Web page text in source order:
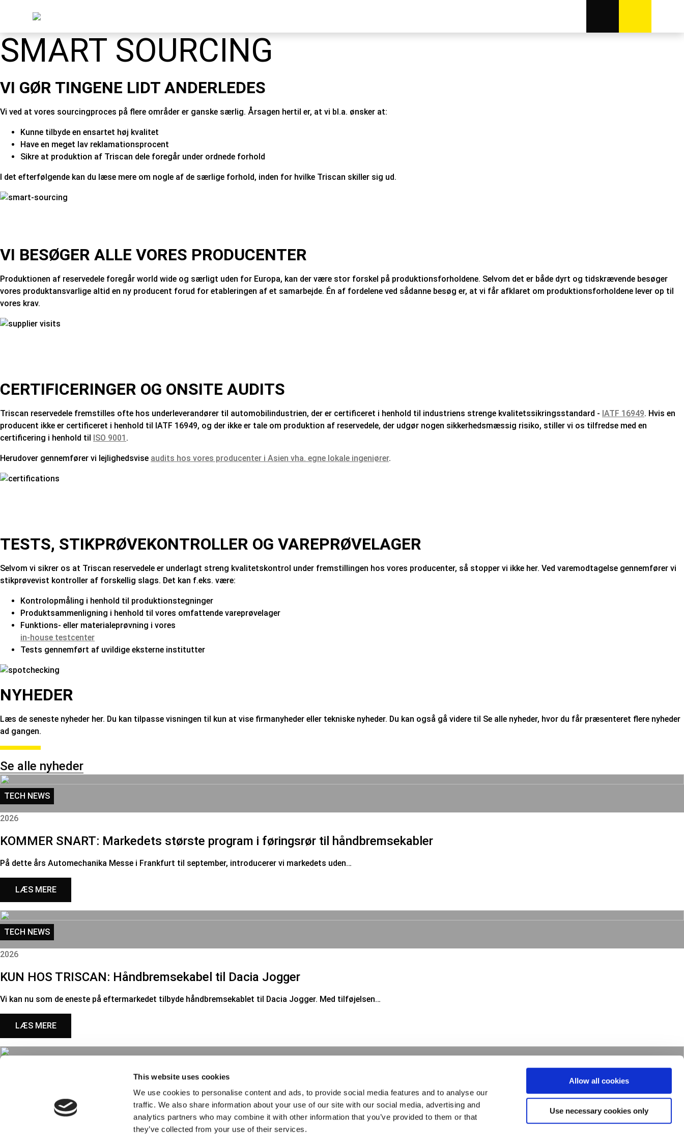
This website uses cookies
We use cookies to personalise content and ads, to provide social media features and to analyse our
traffic. We also share information about your use of our site with our social media, advertising and
analytics partners who may combine it with other information that you’ve provided to them or that
they’ve collected from your use of their services.
Allow all cookies
Use necessary cookies only
SMART SOURCING
VI GØR TINGENE LIDT ANDERLEDES
Vi ved at vores sourcingproces på flere områder er ganske særlig. Årsagen hertil er, at vi bl.a. ønsker at:
Kunne tilbyde en ensartet høj kvalitet
Have en meget lav reklamationsprocent
Sikre at produktion af Triscan dele foregår under ordnede forhold
I det efterfølgende kan du læse mere om nogle af de særlige forhold, inden for hvilke Triscan skiller sig ud.
VI BESØGER ALLE VORES PRODUCENTER
Produktionen af reservedele foregår world wide og særligt uden for Europa, kan der være stor forskel på produktionsforholdene. Selvom det er både dyrt og tidskrævende besøger
vores produktansvarlige altid en ny producent forud for etableringen af et samarbejde. Én af fordelene ved sådanne besøg er, at vi får afklaret om produktionsforholdene lever op til
vores krav.
CERTIFICERINGER OG ONSITE AUDITS
Triscan reservedele fremstilles ofte hos underleverandører til automobilindustrien, der er certificeret i henhold til industriens strenge kvalitetssikringsstandard - IATF 16949. Hvis en
producent ikke er certificeret i henhold til IATF 16949, og der ikke er tale om produktion af reservedele, der udgør nogen sikkerhedsmæssig risiko, stiller vi os tilfredse med en
certificering i henhold til ISO 9001 .
Herudover gennemfører vi lejlighedsvise audits hos vores producenter i Asien vha. egne lokale ingeniører.
TESTS, STIKPRØVEKONTROLLER OG VAREPRØVELAGER
Selvom vi sikrer os at Triscan reservedele er underlagt streng kvalitetskontrol under fremstillingen hos vores producenter, så stopper vi ikke her. Ved varemodtagelse gennemfører vi
stikprøvevist kontroller af forskellig slags. Det kan f.eks. være:
Kontrolopmåling i henhold til produktionstegninger
Produktsammenligning i henhold til vores omfattende vareprøvelager
Funktions- eller materialeprøvning i vores
in-house testcenter
Tests gennemført af uvildige eksterne institutter
NYHEDER
Læs de seneste nyheder her. Du kan tilpasse visningen til kun at vise firmanyheder eller tekniske nyheder. Du kan også gå videre til Se alle nyheder, hvor du får præsenteret flere nyheder
ad gangen.
Se alle nyheder
TECH NEWS
2026
KOMMER SNART: Markedets største program i føringsrør til håndbremsekabler
På dette års Automechanika Messe i Frankfurt til september, introducerer vi markedets uden…
LÆS MERE
TECH NEWS
2026
KUN HOS TRISCAN: Håndbremsekabel til Dacia Jogger
Vi kan nu som de eneste på eftermarkedet tilbyde håndbremsekablet til Dacia Jogger. Med tilføjelsen…
LÆS MERE
UDVIDELSE: 280 nye referencer i TRISCAN bremsekalibre uden depositum
Vores i forvejen store program i TRISCAN bremsekalibre uden depositum er endnu engang blevet…